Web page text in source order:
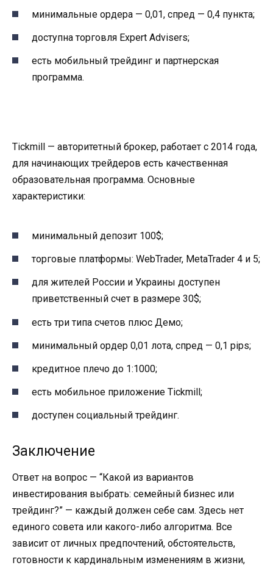
минимальные ордера — 0,01, спред — 0,4 пункта;
доступна торговля Expert Advisers;
есть мобильный трейдинг и партнерская
программа.
Tickmill — авторитетный брокер, работает с 2014 года,
для начинающих трейдеров есть качественная
образовательная программа. Основные
характеристики:
минимальный депозит 100$;
торговые платформы: WebTrader, MetaTrader 4 и 5;
для жителей России и Украины доступен
приветственный счет в размере 30$;
есть три типа счетов плюс Демо;
минимальный ордер 0,01 лота, спред — 0,1 pips;
кредитное плечо до 1:1000;
есть мобильное приложение Tickmill;
доступен социальный трейдинг.
Заключение
Ответ на вопрос — “Какой из вариантов
инвестирования выбрать: семейный бизнес или
трейдинг?” — каждый должен себе сам. Здесь нет
единого совета или какого-либо алгоритма. Все
зависит от личных предпочтений, обстоятельств,
готовности к кардинальным изменениям в жизни,